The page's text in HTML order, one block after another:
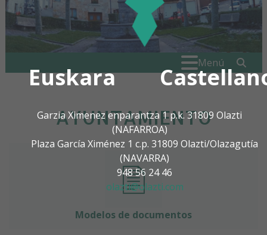
Euskara
Garzia Ximenez enparantza 1 p.k. 31809 Olazti
(NAFARROA)
Plaza García Ximénez 1 c.p. 31809 Olazti/Olazagutía
(NAVARRA)
948 56 24 46
olazti@olazti.com
Menú
AYUNTAMIENTO
Modelos de documentos